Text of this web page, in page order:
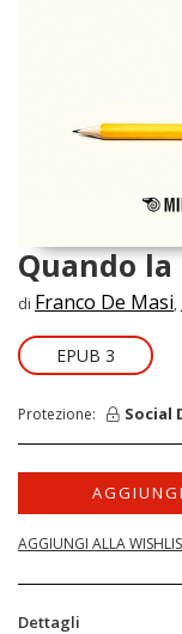
Quando
di Franco De Masi,
EPUB 3
Protezione: Social
AGGIUNGI ALLA
Dettagli